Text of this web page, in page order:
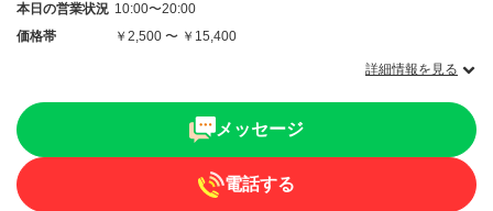
本日の営業状況 10:00〜20:00
価格帯
￥2,500 〜 ￥15,400
詳細情報を見る
メッセージ
電話する